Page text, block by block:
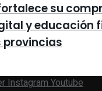
su
y educación
provincias
InstagramYoutube